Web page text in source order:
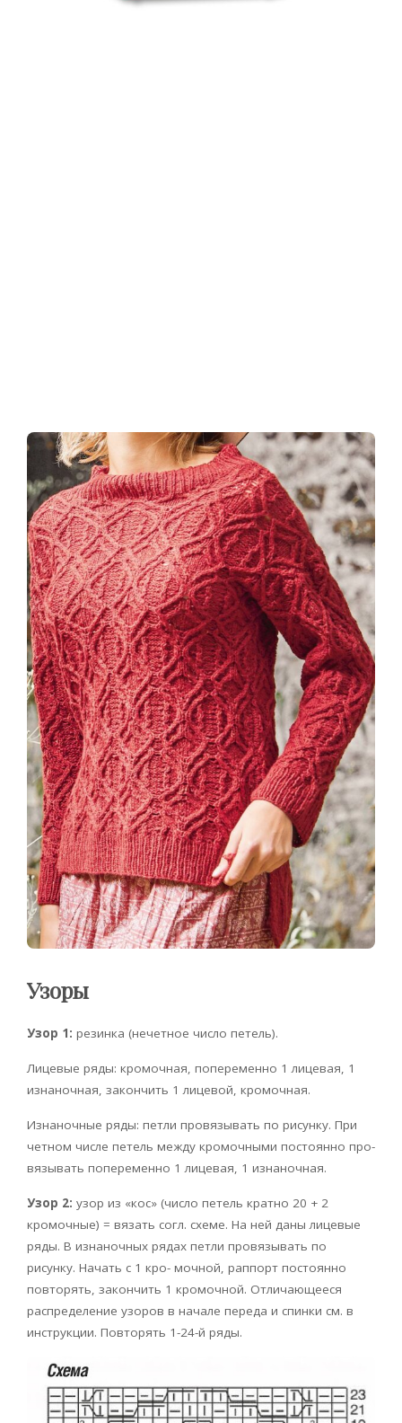
Узоры
Узор 1: резинка (нечетное число петель).
Лицевые ряды: кромочная, попеременно 1 лицевая, 1
изнаночная, закончить 1 лицевой, кромочная.
Изнаночные ряды: петли провязывать по рисунку. При
четном числе петель между кромочными постоянно про-
вязывать попеременно 1 лицевая, 1 изнаночная.
Узор 2: узор из «кос» (число петель кратно 20 + 2
кромочные) = вязать согл. схеме. На ней даны лицевые
ряды. В изнаночных рядах петли провязывать по
рисунку. Начать с 1 кро- мочной, раппорт постоянно
повторять, закончить 1 кромочной. Отличающееся
распределение узоров в начале переда и спинки см. в
инструкции. Повторять 1-24-й ряды.